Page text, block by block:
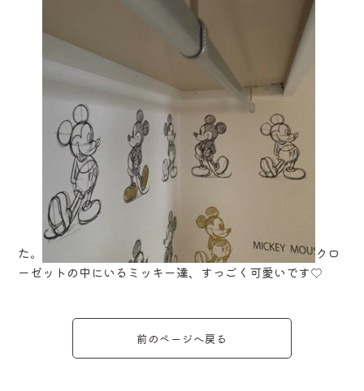
た。
クロ
ーゼットの中にいるミッキー達、すっごく可愛いです♡
前のページへ戻る